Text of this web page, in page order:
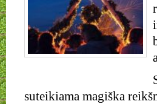
suteikiama magiška